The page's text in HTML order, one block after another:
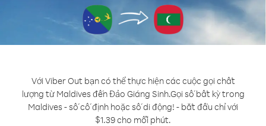
Với Viber Out bạn có thể thực hiện các cuộc gọi chất
lượng từ Maldives đến Đảo Giáng Sinh.Gọi số bất kỳ trong
Maldives - số cố định hoặc số di động! - bắt đầu chỉ với
$1.39 cho mỗi phút.